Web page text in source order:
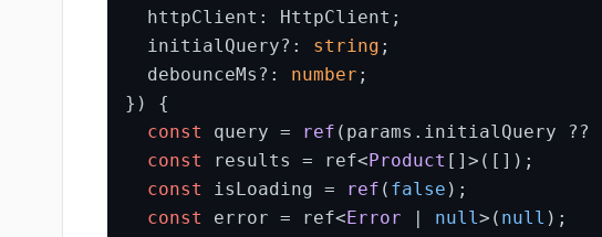
  httpClient: HttpClient;
  initialQuery?:
string ;
  debounceMs?:
number ;
} ) {
const
query = ref (params. initialQuery ??
const
results = ref<Product []>([]);
const
isLoading = ref ( false );
const
error = ref<Error | null>( null );